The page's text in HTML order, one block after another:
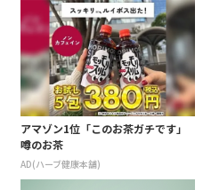
アマゾン1位「このお茶ガチです」
噂のお茶
AD(ハーブ健康本舗)